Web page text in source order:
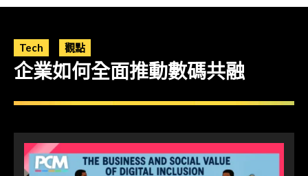
Tech 觀點
企業如何全面推動數碼共融